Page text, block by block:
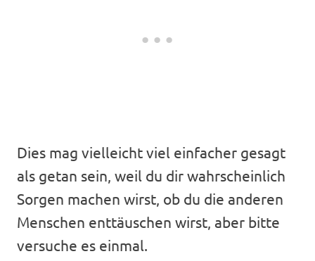
Dies mag vielleicht viel einfacher gesagt
als getan sein, weil du dir wahrscheinlich
Sorgen machen wirst, ob du die anderen
Menschen enttäuschen wirst, aber bitte
versuche es einmal.